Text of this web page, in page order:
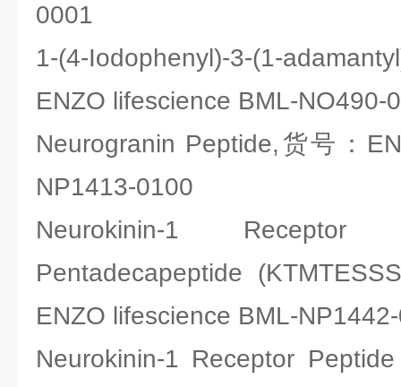
0001
1-(4-Iodophenyl)-3-(1-
ENZO lifescience BML-NO490-
Neurogranin Peptide,货号：
NP1413-0100
Neurokinin-1 Receptor
Pentadecapeptide
ENZO lifescience BML-
Neurokinin-1 Receptor